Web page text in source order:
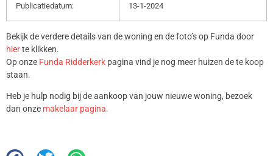
Publicatiedatum: 13-1-2024
Bekijk de verdere details van de woning en de foto’s op Funda door
hierte klikken.
Op onze Funda Ridderkerk pagina vind je nog meer huizen de te koop
staan.
Heb je hulp nodig bij de aankoop van jouw nieuwe woning, bezoek
dan onze makelaar pagina.